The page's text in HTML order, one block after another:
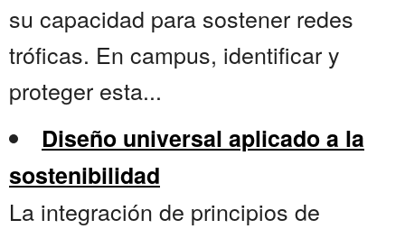
su capacidad para sostener redes
tróficas. En campus, identificar y
proteger esta...
Diseño universal aplicado a la
sostenibilidad
La integración de principios de